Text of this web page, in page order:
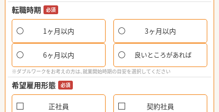
転職時期 必須
1ヶ月以内 3ヶ月以内
6ヶ月以内 良いところがあれば
※ダブルワークをお考えの方は、就業開始時期の目安を選択してください
希望雇用形態 必須
正社員 契約社員